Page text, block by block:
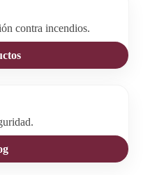
contra incendios.